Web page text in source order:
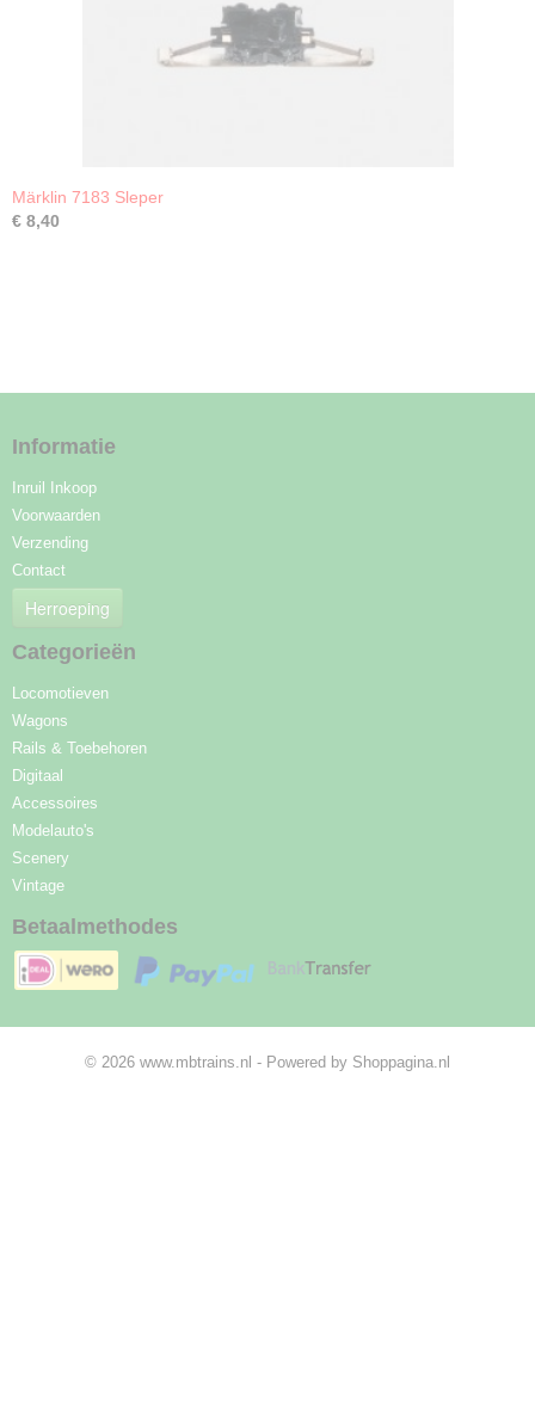
Märklin 7183 Sleper
€ 8,40
Informatie
Inruil Inkoop
Voorwaarden
Verzending
Contact
Herroeping
Categorieën
Locomotieven
Wagons
Rails & Toebehoren
Digitaal
Accessoires
Modelauto's
Scenery
Vintage
Betaalmethodes
© 2026 www.mbtrains.nl - Powered by Shoppagina.nl